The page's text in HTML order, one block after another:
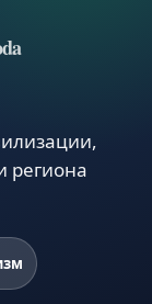
региона